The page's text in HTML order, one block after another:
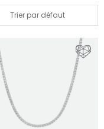
Trier par défaut